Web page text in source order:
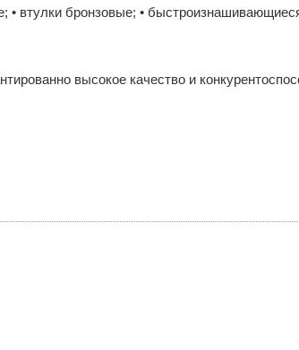
• втулки бронзовые; •
высокое качество и